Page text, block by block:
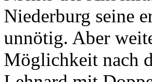
Niederburg seine
unnötig. Aber
Möglichkeit nach